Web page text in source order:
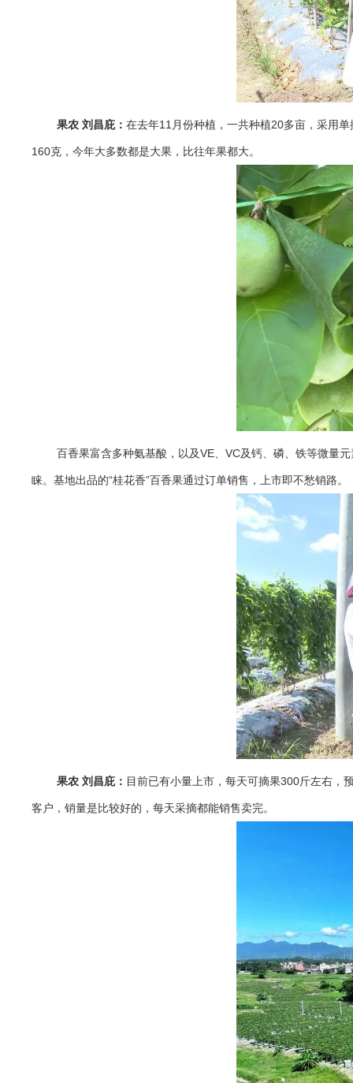
果农 刘昌庇： 在去年11月份种植，一共种植20多亩，采用
160克，今年大多数都是大果，比往年果都大。
百香果富含多种氨基酸，以及VE、VC及钙、磷、铁等微量
睐。基地出品的“桂花香”百香果通过订单销售，上市即不愁销路。
果农 刘昌庇： 目前已有小量上市，每天可摘果300斤左右，
客户，销量是比较好的，每天采摘都能销售卖完。